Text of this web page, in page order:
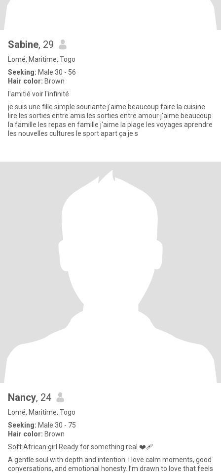
Sabine, 29
Lomé, Maritime, Togo
Seeking: Male 30 - 56
Hair color: Brown
l'amitié voir l'infinité
je suis une fille simple souriante j'aime beaucoup faire la cuisine
lire les sorties entre amis les sorties entre amour j'aime beaucoup
la famille les repas en famille j'aime la plage les voyages aprendre
les nouvelles cultures le sport apart ça je s
Nancy, 24
Lomé, Maritime, Togo
Seeking: Male 30 - 75
Hair color: Brown
Soft African girl Ready for something real ❤️‍🩹
A gentle soul with depth and intention. I love calm moments, good
conversations, and emotional honesty. I’m drawn to love that feels